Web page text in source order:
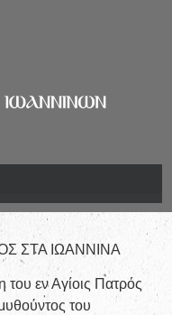
ΣΤΑ ΙΩΑΝΝΙΝΑ
εν Αγίοις Πατρός
του